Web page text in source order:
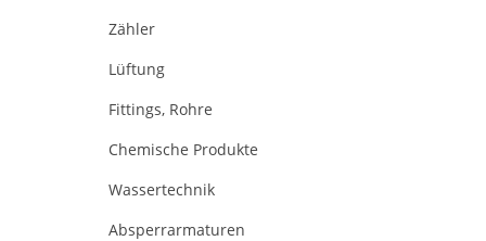
Zähler
Lüftung
Fittings, Rohre
Chemische Produkte
Wassertechnik
Absperrarmaturen